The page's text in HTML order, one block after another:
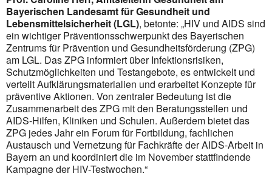
Bayerischen Landesamt für Gesundheit und
Lebensmittelsicherheit (LGL), betonte: „HIV und AIDS sind
ein wichtiger Präventionsschwerpunkt des Bayerischen
Zentrums fürPrävention und Gesundheitsförderung (ZPG)
am LGL. Das ZPG informiert über Infektionsrisiken,
Schutzmöglichkeiten und Testangebote, es entwickelt und
verteilt Aufklärungsmaterialien und erarbeitet Konzepte für
präventive Aktionen. Von zentraler Bedeutung ist die
Zusammenarbeit des ZPG mit den Beratungsstellen und
AIDS-Hilfen, Kliniken und Schulen. Außerdem bietet das
ZPG jedes Jahr ein Forum für Fortbildung, fachlichen
Austausch und Vernetzung für Fachkräfte derAIDS-Arbeit in
Bayern an und koordiniert die im November stattfindende
Kampagne derHIV-Testwochen.“